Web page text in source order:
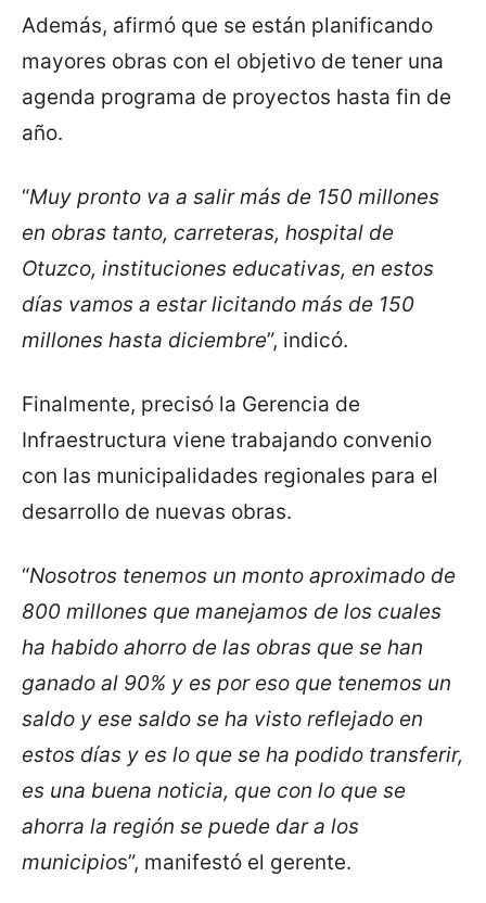
Además, afirmó que se están planificando
mayores obras con el objetivo de tener una
agenda programa de proyectos hasta fin de
año.
“Muy pronto va a salir más de 150 millones
en obras tanto, carreteras, hospital de
Otuzco, instituciones educativas, en estos
días vamos a estar licitando más de 150
millones hasta diciembre”, indicó.
Finalmente, precisó la Gerencia de
Infraestructura viene trabajando convenio
con las municipalidades regionales para el
desarrollo de nuevas obras.
“Nosotros tenemos un monto aproximado de
800 millones que manejamos de los cuales
ha habido ahorro de las obras que se han
ganado al 90% y es por eso que tenemos un
saldo y ese saldo se ha visto reflejado en
estos días y es lo que se ha podido transferir,
es una buena noticia, que con lo que se
ahorra la región se puede dar a los
municipios”, manifestó el gerente.